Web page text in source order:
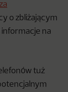
o zbliżającym
na
tuż